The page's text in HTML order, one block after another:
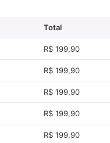
Total
R$ 199,90
R$ 199,90
R$ 199,90
R$ 199,90
R$ 199,90